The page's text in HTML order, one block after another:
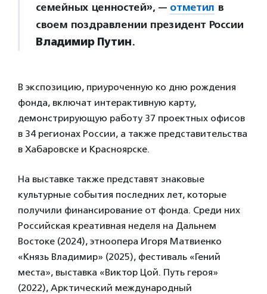
семейных ценностей», — отметил в
своем поздравлении президент России
Владимир Путин.
В экспозицию, приуроченную ко дню рождения
фонда, включат интерактивную карту,
демонстрирующую работу 37 проектных офисов
в 34 регионах России, а также представительства
в Хабаровске и Красноярске.
На выставке также представят знаковые
культурные события последних лет, которые
получили финансирование от фонда. Среди них
Российская креативная неделя на Дальнем
Востоке (2024), этноопера Игоря Матвиенко
«Князь Владимир» (2025), фестиваль «Гений
места», выставка «Виктор Цой. Путь героя»
(2022), Арктический международный